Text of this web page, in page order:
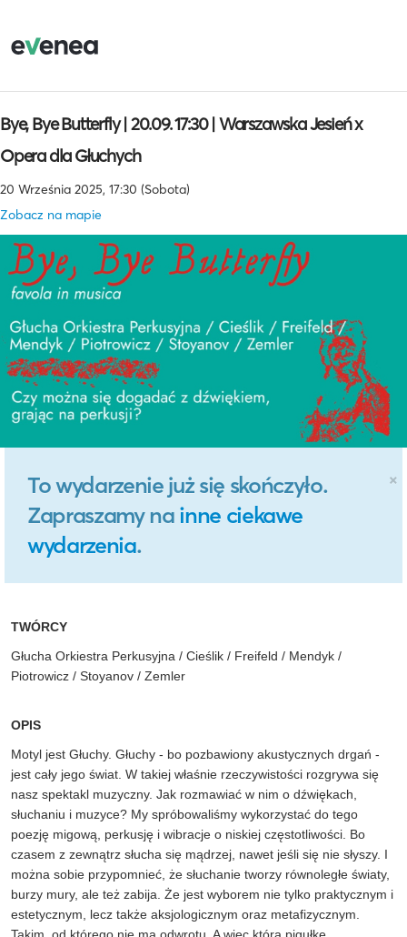
Bye, Bye Butterfly | 20.09. 17:30 | Warszawska Jesień x
Opera dla Głuchych
20 Września 2025, 17:30 (Sobota)
Zobacz na mapie
×
To wydarzenie już się skończyło.
Zapraszamy na inne ciekawe
wydarzenia.
TWÓRCY
Głucha Orkiestra Perkusyjna / Cieślik / Freifeld / Mendyk /
Piotrowicz / Stoyanov / Zemler
OPIS
Motyl jest Głuchy. Głuchy - bo pozbawiony akustycznych drgań -
jest cały jego świat. W takiej właśnie rzeczywistości rozgrywa się
nasz spektakl muzyczny. Jak rozmawiać w nim o dźwiękach,
słuchaniu i muzyce? My spróbowaliśmy wykorzystać do tego
poezję migową, perkusję i wibracje o niskiej częstotliwości. Bo
czasem z zewnątrz słucha się mądrzej, nawet jeśli się nie słyszy. I
można sobie przypomnieć, że słuchanie tworzy równoległe światy,
burzy mury, ale też zabija. Że jest wyborem nie tylko praktycznym i
estetycznym, lecz także aksjologicznym oraz metafizycznym.